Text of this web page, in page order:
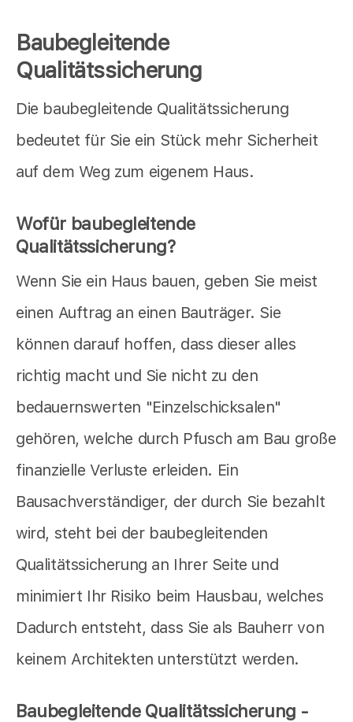
Baubegleitende
Qualitätssicherung
Die baubegleitende Qualitätssicherung
bedeutet für Sie ein Stück mehr Sicherheit
auf dem Weg zum eigenem Haus.
Wofür baubegleitende
Qualitätssicherung?
Wenn Sie ein Haus bauen, geben Sie meist
einen Auftrag an einen Bauträger. Sie
können darauf hoffen, dass dieser alles
richtig macht und Sie nicht zu den
bedauernswerten "Einzelschicksalen"
gehören, welche durch Pfusch am Bau große
finanzielle Verluste erleiden. Ein
Bausachverständiger, der durch Sie bezahlt
wird, steht bei der baubegleitenden
Qualitätssicherung an Ihrer Seite und
minimiert Ihr Risiko beim Hausbau, welches
Dadurch entsteht, dass Sie als Bauherr von
keinem Architekten unterstützt werden.
Baubegleitende Qualitätssicherung -